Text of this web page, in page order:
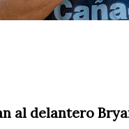
al delantero